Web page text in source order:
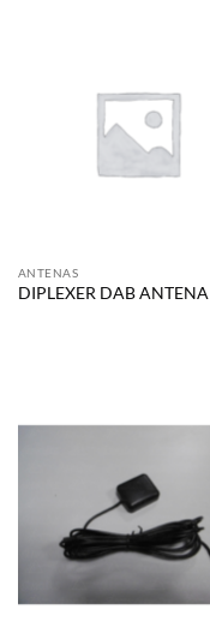
ANTENAS
DIPLEXER DAB ANTENA